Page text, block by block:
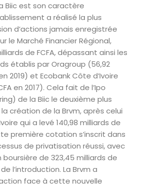
Biic est son caractère
a réalisé la plus
d’actions jamais enregistrée
le Marché Financier Régional,
de FCFA, dépassant ainsi les
établis par Oragroup (56,92
2019) et Ecobank Côte d’Ivoire
en 2017). Cela fait de l’Ipo
de la Biic le deuxième plus
création de la Brvm, après celui
qui a levé 140,98 milliards de
première cotation s’inscrit dans
de privatisation réussi, avec
de 323,45 milliards de
l’introduction. La Brvm a
face à cette nouvelle